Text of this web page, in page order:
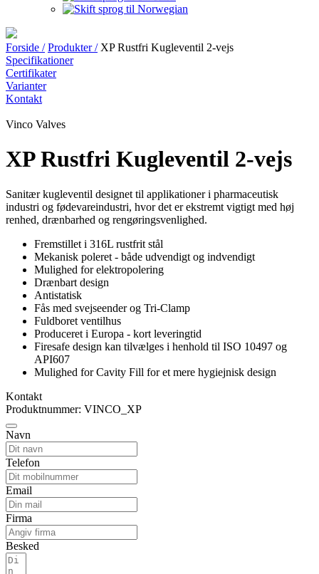
Forside / Produkter / XP Rustfri Kugleventil 2-vejs
Specifikationer
Certifikater
Varianter
Kontakt
Vinco Valves
XP Rustfri Kugleventil 2-vejs
Sanitær kugleventil designet til applikationer i pharmaceutisk
industri og fødevareindustri, hvor det er ekstremt vigtigt med høj
renhed, drænbarhed og rengøringsvenlighed.
Fremstillet i 316L rustfrit stål
Mekanisk poleret - både udvendigt og indvendigt
Mulighed for elektropolering
Drænbart design
Antistatisk
Fås med svejseender og Tri-Clamp
Fuldboret ventilhus
Produceret i Europa - kort leveringtid
Firesafe design kan tilvælges i henhold til ISO 10497 og
API607
Mulighed for Cavity Fill for et mere hygiejnisk design
Kontakt
Produktnummer: VINCO_XP
Navn
Telefon
Email
Firma
Besked